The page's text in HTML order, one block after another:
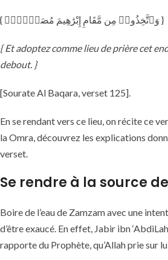
{ وَٱتَّخِذُوا۟ مِن مَّقَامِ إِبْرَٰهِيمَ مُصَلًّۭىۖ }
{ Et adoptez comme lieu de prière cet
debout. }
[Sourate Al Baqara, verset 125].
En se rendant vers ce lieu, on récite ce
la Omra, découvrez les explications
verset.
Se rendre à la source
Boire de l’eau de Zamzam avec une
d’être exaucé. En effet, Jabir ibn
rapporte du Prophète, qu’Allah prie sur